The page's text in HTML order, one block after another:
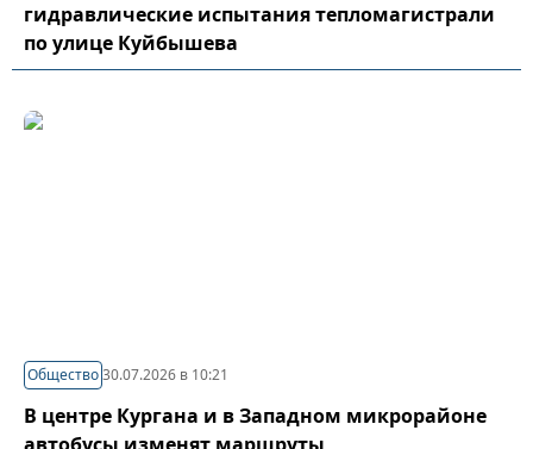
гидравлические испытания тепломагистрали
по улице Куйбышева
Общество30.07.2026 в 10:21
В центре Кургана и в Западном микрорайоне